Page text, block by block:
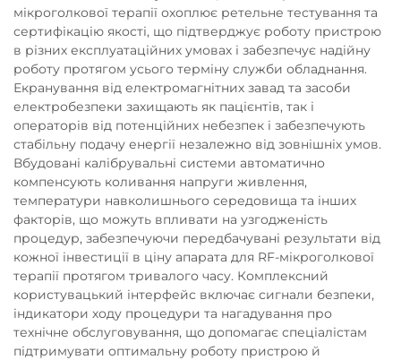
мікроголкової терапії охоплює ретельне тестування та
сертифікацію якості, що підтверджує роботу пристрою
в різних експлуатаційних умовах і забезпечує надійну
роботу протягом усього терміну служби обладнання.
Екранування від електромагнітних завад та засоби
електробезпеки захищають як пацієнтів, так і
операторів від потенційних небезпек і забезпечують
стабільну подачу енергії незалежно від зовнішніх умов.
Вбудовані калібрувальні системи автоматично
компенсують коливання напруги живлення,
температури навколишнього середовища та інших
факторів, що можуть впливати на узгодженість
процедур, забезпечуючи передбачувані результати від
кожної інвестиції в ціну апарата для RF-мікроголкової
терапії протягом тривалого часу. Комплексний
користувацький інтерфейс включає сигнали безпеки,
індикатори ходу процедури та нагадування про
технічне обслуговування, що допомагає спеціалістам
підтримувати оптимальну роботу пристрою й